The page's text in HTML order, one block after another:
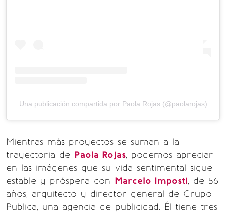
Una publicación compartida por Paola Rojas (@paolarojas)
Mientras más proyectos se suman a la
trayectoria de Paola Rojas, podemos apreciar
en las imágenes que su vida sentimental sigue
estable y próspera con Marcelo Imposti, de 56
años, arquitecto y director general de Grupo
Publica, una agencia de publicidad. Él tiene tres